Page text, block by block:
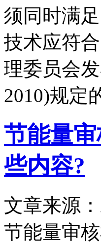
须同时满
技术应符
理委员会
2010)规定
节能量
些内容?
文章来源
节能量审